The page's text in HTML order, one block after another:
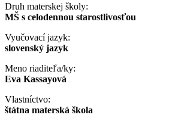
Druh materskej školy:
MŠ s celodennou starostlivosťou
Vyučovací jazyk:
slovenský jazyk
Meno riaditeľa/ky:
Eva Kassayová
Vlastníctvo:
štátna materská škola